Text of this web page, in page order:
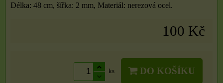
Délka: 48 cm, šířka: 2 mm, Materiál: nerezová ocel.
100 Kč
ks DO KOŠÍKU